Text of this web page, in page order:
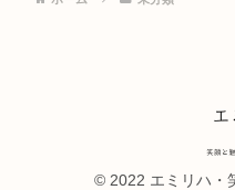
© 2022 エミリハ・